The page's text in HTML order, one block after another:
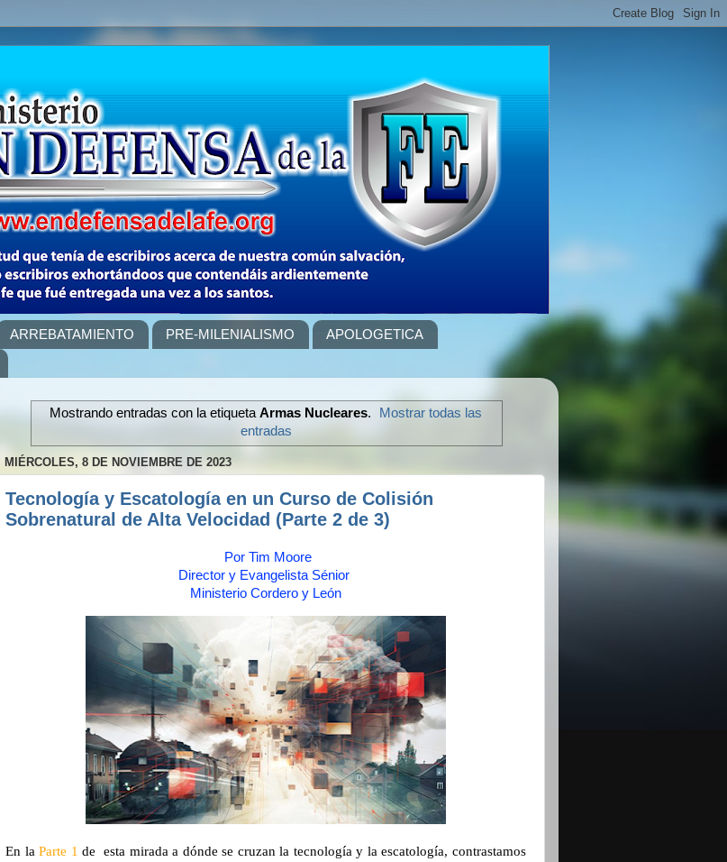
ARREBATAMIENTO PRE-MILENIALISMO
APOLOGETICA
Mostrando entradas con la etiquetaArmas Nucleares.
Mostrar todas las
entradas
MIÉRCOLES, 8 DE NOVIEMBRE DE 2023
Tecnología y Escatología en un Curso de Colisión
Sobrenatural de Alta Velocidad (Parte 2 de 3)
Por Tim Moore
Director y Evangelista Sénior
Ministerio Cordero y León
En laParte 1 de esta mirada a dónde se cruzan la tecnología y la escatología, contrastamos